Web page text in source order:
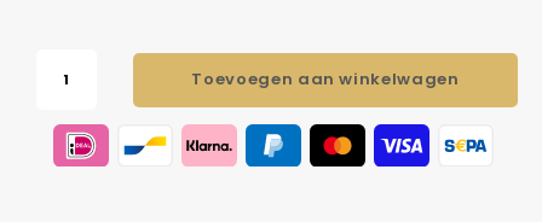
Toevoegen aan winkelwagen